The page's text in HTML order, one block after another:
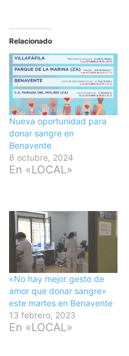
Relacionado
Nueva oportunidad para
donar sangre en
Benavente
8 octubre, 2024
En «LOCAL»
«No hay mejor gesto de
amor que donar sangre»
este martes en Benavente
13 febrero, 2023
En «LOCAL»